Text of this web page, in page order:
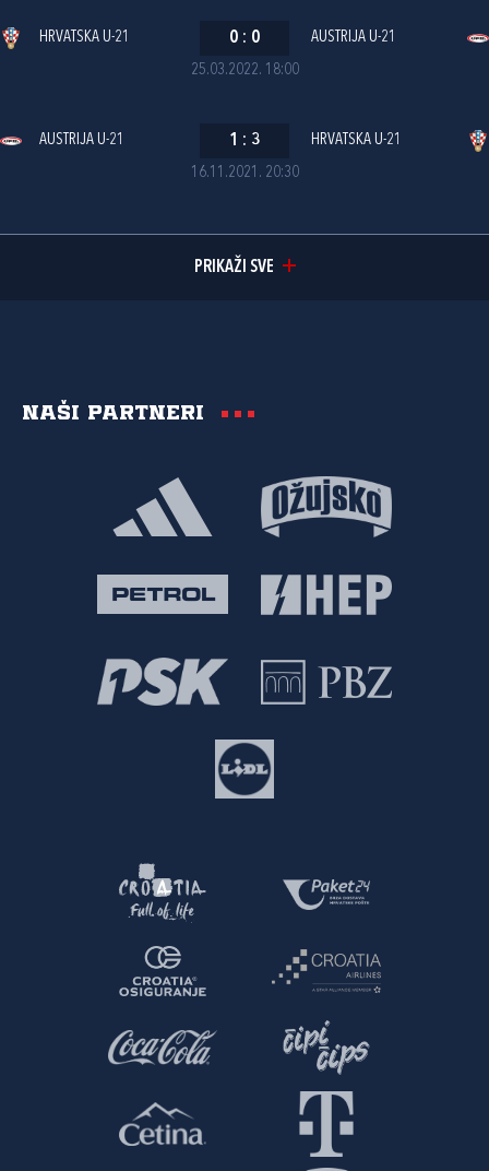
25.03.2022. 18:00
HRVATSKA U-21 0 : 0 AUSTRIJA U-21
16.11.2021. 20:30
AUSTRIJA U-21 1 : 3 HRVATSKA U-21
PRIKAŽI SVE
Naši partneri